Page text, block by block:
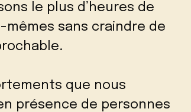
le plus d’heures de
sans craindre de
que nous
présence de personnes